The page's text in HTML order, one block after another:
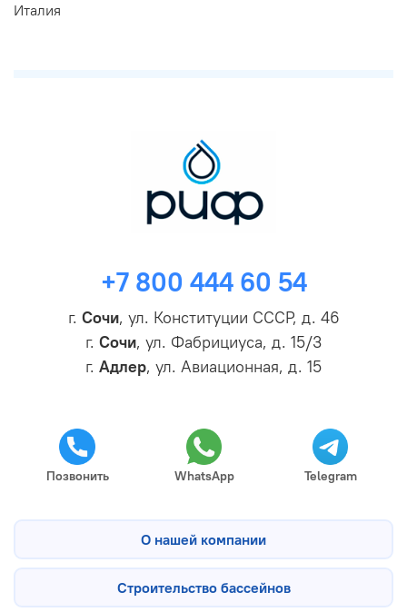
Италия
+7 800 444 60 54
г. Сочи, ул. Конституции СССР, д. 46
г. Сочи, ул. Фабрициуса, д. 15/3
г. Адлер, ул. Авиационная, д. 15
Позвонить WhatsApp Telegram
О нашей компании
Строительство бассейнов